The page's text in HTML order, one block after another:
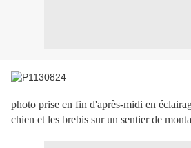
photo prise en fin d'après-midi en
chien et les brebis sur un sentier de